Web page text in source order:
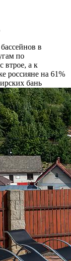
по
втрое, а к
россияне на 61%
бань